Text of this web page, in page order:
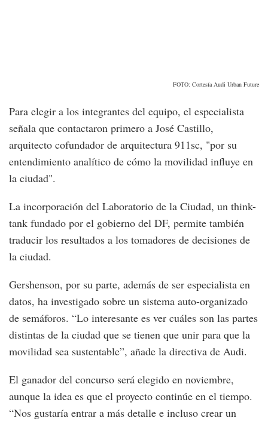
FOTO: Cortesía Audi Urban Future
Para elegir a los integrantes del equipo, el especialista
señala que contactaron primero a José Castillo,
arquitecto cofundador de arquitectura 911sc, "por su
entendimiento analítico de cómo la movilidad influye en
la ciudad".
La incorporación del Laboratorio de la Ciudad, un think-
tank fundado por el gobierno del DF, permite también
traducir los resultados a los tomadores de decisiones de
la ciudad.
Gershenson, por su parte, además de ser especialista en
datos, ha investigado sobre un sistema auto-organizado
de semáforos. “Lo interesante es ver cuáles son las partes
distintas de la ciudad que se tienen que unir para que la
movilidad sea sustentable”, añade la directiva de Audi.
El ganador del concurso será elegido en noviembre,
aunque la idea es que el proyecto continúe en el tiempo.
“Nos gustaría entrar a más detalle e incluso crear un